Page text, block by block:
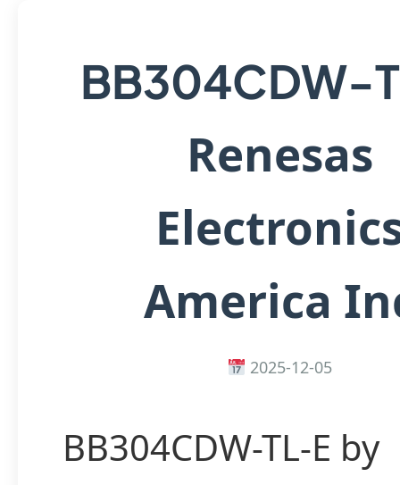
BB304CDW-
Renesas
America
2025-12-05
BB304CDW-TL-E by